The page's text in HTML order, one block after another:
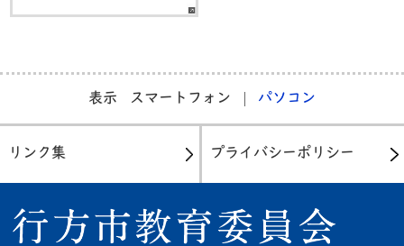
表示 スマートフォン パソコン
リンク集 プライバシーポリシー